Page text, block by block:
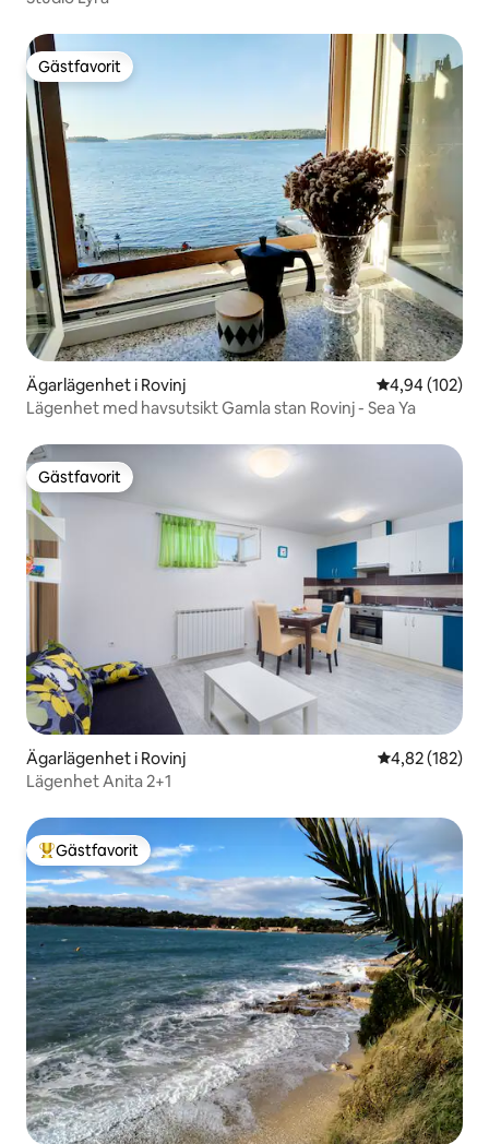
Gästfavorit
Gästfavorit
Ägarlägenhet i Rovinj 4,94 av 5 i
4,94 (102)
Lägenhet med havsutsikt Gamla stan Rovinj - Sea Ya
Gästfavorit
Gästfavorit
Ägarlägenhet i Rovinj 4,82 av 5 i
4,82 (182)
Lägenhet Anita 2+1
Populär gästfavorit
Gästfavorit